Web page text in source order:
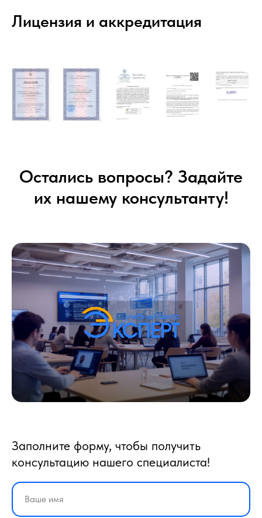
Лицензия и аккредитация
Остались вопросы? Задайте
их нашему консультанту!
Заполните форму, чтобы получить
консультацию нашего специалиста!